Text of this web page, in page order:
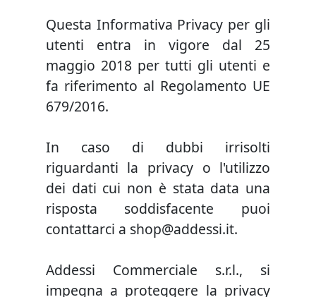
Questa Informativa Privacy per gli
utenti entra in vigore dal 25
maggio 2018 per tutti gli utenti e
fa riferimento al Regolamento UE
679/2016.
In caso di dubbi irrisolti
riguardanti la privacy o l'utilizzo
dei dati cui non è stata data una
risposta soddisfacente puoi
contattarci a shop@addessi.it.
Addessi Commerciale s.r.l., si
impegna a proteggere la privacy